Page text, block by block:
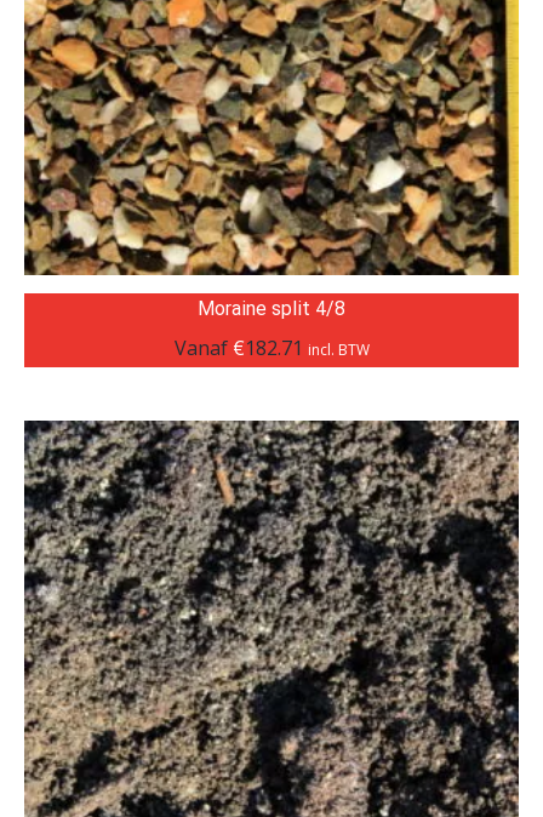
Moraine split 4/8
Vanaf €182.71 incl. BTW